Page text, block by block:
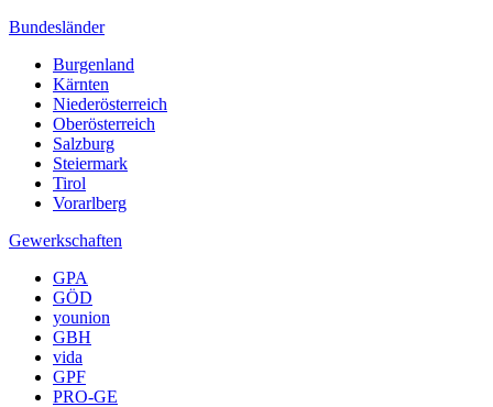
Bundesländer
Burgenland
Kärnten
Niederösterreich
Oberösterreich
Salzburg
Steiermark
Tirol
Vorarlberg
Gewerkschaften
GPA
GÖD
younion
GBH
vida
GPF
PRO-GE